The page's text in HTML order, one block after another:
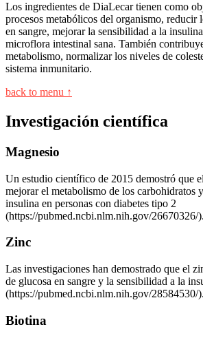
Los ingredientes de DiaLecar tienen como
procesos metabólicos del organismo, reducir
en sangre, mejorar la sensibilidad a la
microflora intestinal sana. También
metabolismo, normalizar los niveles de
sistema inmunitario.
back to menu ↑
Investigación científica
Magnesio
Un estudio científico de 2015 demostró que
mejorar el metabolismo de los carbohidratos
insulina en personas con diabetes tipo 2
(https://pubmed.ncbi.nlm.nih.gov/26670326/).
Zinc
Las investigaciones han demostrado que el
de glucosa en sangre y la sensibilidad a la
(https://pubmed.ncbi.nlm.nih.gov/28584530/).
Biotina